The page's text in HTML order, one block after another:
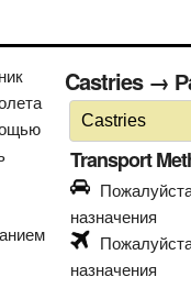
Transport
назначения
назначения